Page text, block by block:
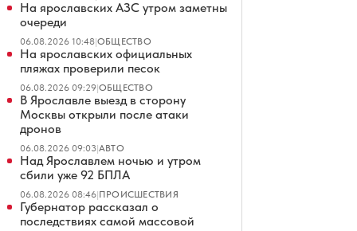
На ярославских АЗС утром заметны
очереди
06.08.2026 10:48|ОБЩЕСТВО
На ярославских официальных
пляжах проверили песок
06.08.2026 09:29|ОБЩЕСТВО
В Ярославле выезд в сторону
Москвы открыли после атаки
дронов
06.08.2026 09:03|АВТО
Над Ярославлем ночью и утром
сбили уже 92 БПЛА
06.08.2026 08:46|ПРОИСШЕСТВИЯ
Губернатор рассказал о
последствиях самой массовой